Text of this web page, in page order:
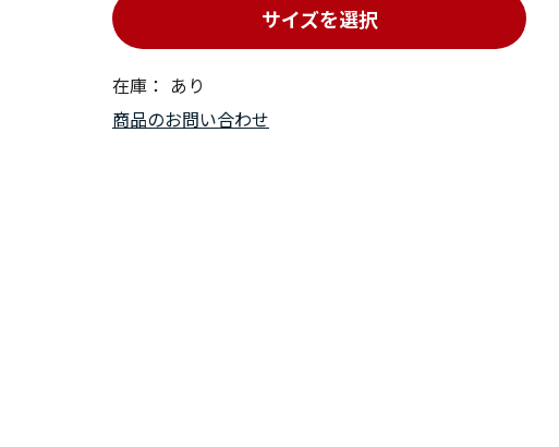
在庫： あり
サイズを選択
商品のお問い合わせ